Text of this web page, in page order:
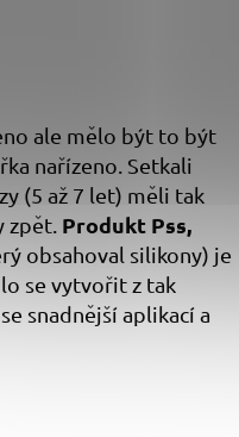
ale mělo být to být
nařízeno. Setkali
(5 až 7 let) měli tak
zpět. Produkt Pss,
obsahoval silikony) je
se vytvořit z tak
snadnější aplikací a